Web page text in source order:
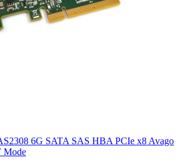
6G SATA SAS HBA PCIe x8 Avago
Mode